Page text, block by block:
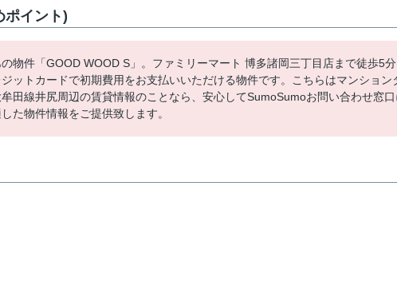
ポイント)
物件「GOOD WOOD S」。ファミリーマート 博多諸岡三丁目店まで徒歩5分
ットカードで初期費用をお支払いいただける物件です。こちらはマンション
田線井尻周辺の賃貸情報のことなら、安心してSumoSumoお問い合わせ窓
た物件情報をご提供致します。